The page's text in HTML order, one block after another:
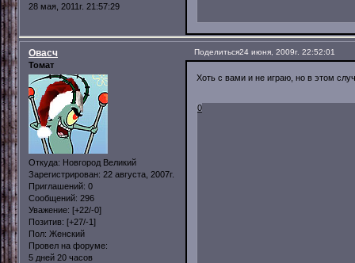
28 мая, 2011г. 21:57:29
Поделиться24 июня, 2009г. 22:52:01
Овасч
Томат
Откуда: Новгород Великий
Зарегистрирован: 22 августа, 2007г.
Приглашений: 0
Сообщений: 296
Уважение: [+22/-0]
Позитив: [+27/-1]
Пол: Женский
Провел на форуме:
5 дней 20 часов
Хоть с вами и не играю, но в этом
0